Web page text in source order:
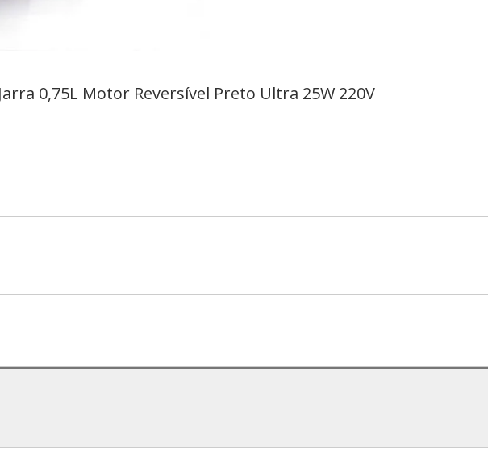
0,75L Motor Reversível Preto Ultra 25W 220V